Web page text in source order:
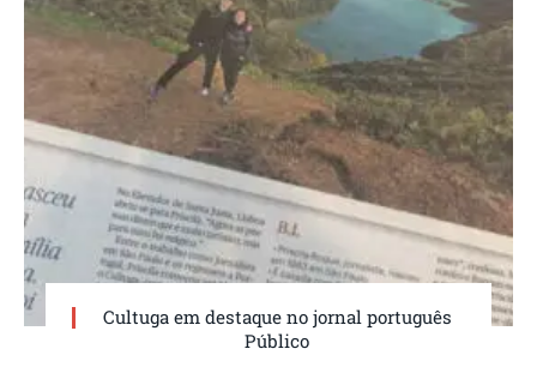
Cultuga em destaque no jornal português
Público